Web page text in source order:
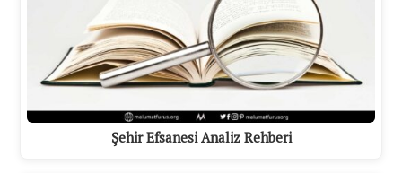
Şehir Efsanesi Analiz Rehberi